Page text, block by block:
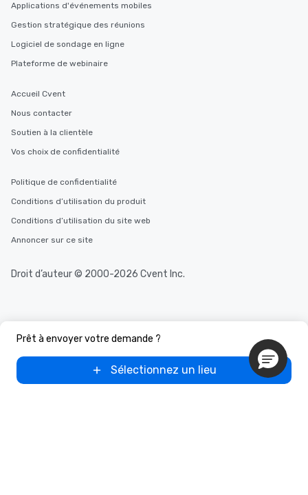
Prêt à envoyer votre demande ?
Sélectionnez un lieu
Applications d'événements mobiles
Gestion stratégique des réunions
Logiciel de sondage en ligne
Plateforme de webinaire
Accueil Cvent
Nous contacter
Soutien à la clientèle
Vos choix de confidentialité
Politique de confidentialité
Conditions d’utilisation du produit
Conditions d’utilisation du site web
Annoncer sur ce site
Droit d’auteur © 2000-2026 Cvent Inc.